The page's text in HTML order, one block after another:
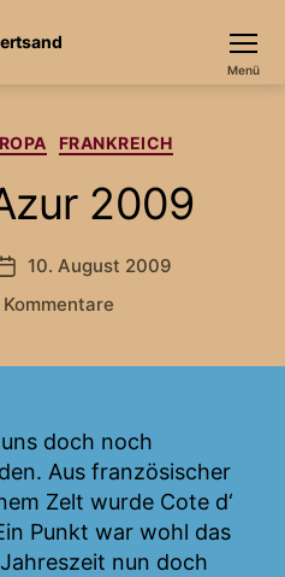
Menü
Kategorien
FRANKREICH
2009
Veröffentlichungsdatum
10. August 2009
Kommentare
doch noch
Aus französischer
Zelt wurde Cote d‘
Punkt war wohl das
nun doch